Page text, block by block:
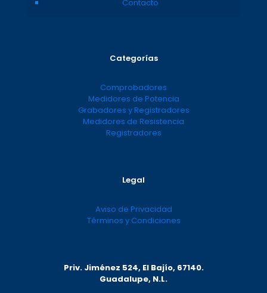
Contacto
Categorías
Comprobadores
Medidores de Potencia
Grabadores y Registradores
Medidores de Resistencia
Registradores
Legal
Aviso de Privacidad
Términos y Condiciones
Priv. Jiménez 524, El Bajío, 67140.
Guadalupe, N.L.